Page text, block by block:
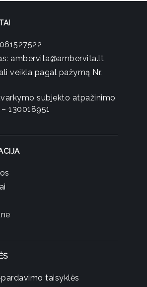
ambervita@ambervita.lt
veikla pagal pažymą Nr.
subjekto atpažinimo
130018951
taisyklės